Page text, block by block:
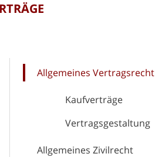
Allgemeines Vertragsrecht
Kaufverträge
Vertragsgestaltung
Allgemeines Zivilrecht